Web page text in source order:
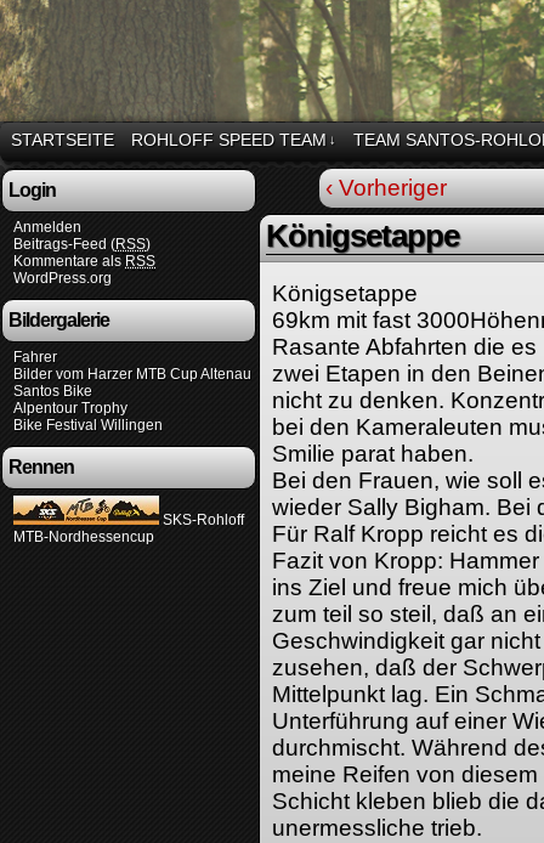
STARTSEITE ROHLOFF SPEED TEAM ↓ TEAM SANTOS-
Login
Anmelden
Beitrags-Feed (RSS)
Kommentare als RSS
WordPress.org
Bildergalerie
Fahrer
Bilder vom Harzer MTB Cup Altenau
Santos Bike
Alpentour Trophy
Bike Festival Willingen
Rennen
SKS-Rohloff
MTB-Nordhessencup
‹ Vorheriger
Königsetappe
Königsetappe
69km mit fast
Rasante Abfahrten die
zwei Etapen in den
nicht zu denken.
bei den Kameraleuten
Smilie parat haben.
Bei den Frauen, wie soll
wieder Sally Bigham. Bei
Für Ralf Kropp reicht es
Fazit von Kropp: H
ins Ziel und freue mich
zum teil so steil, daß an
Geschwindigkeit gar
zusehen, daß der
Mittelpunkt lag. Ein
Unterführung auf einer
durchmischt. Während
meine Reifen von
Schicht kleben blieb die
unermessliche trieb.